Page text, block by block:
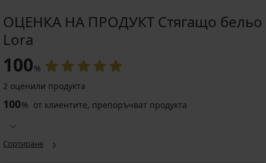
стягащо
Livia
боди
Big
Стягащо
отворена
Стягащо
крачол
BESTSELLER
Elsie
ОЦЕНКА НА ПРОДУКТ Стягащо бельо
Lora
100%
2 оценили продукта
100% от клиентите, препоръчват продукта
Сортиране